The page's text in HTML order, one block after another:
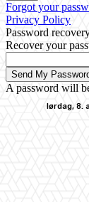
Forgot your
Privacy Policy
Password
Recover your
A password will
lørdag, 8.